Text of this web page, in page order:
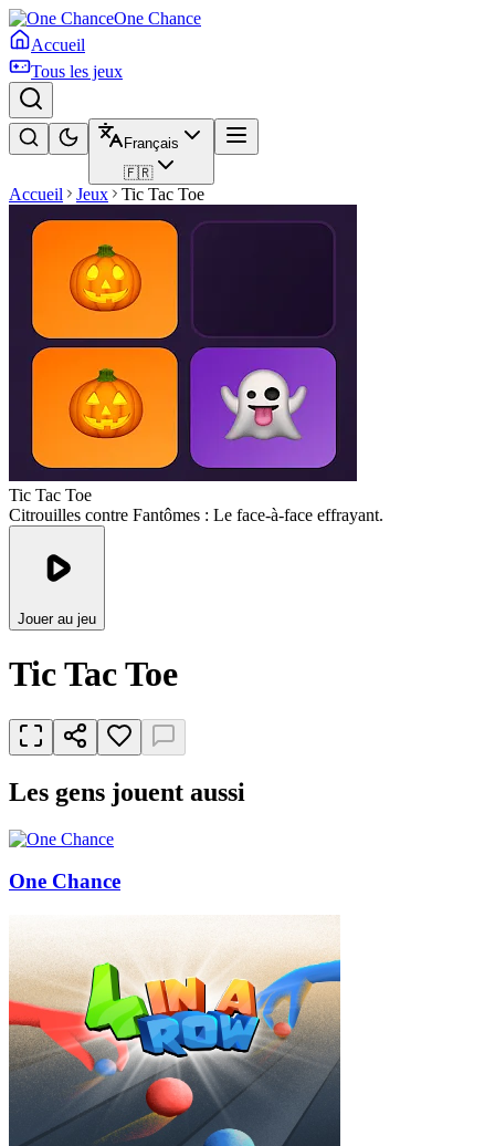
One Chance
Accueil
Tous les jeux
Français
🇫🇷
Accueil Jeux Tic Tac Toe
Tic Tac Toe
Citrouilles contre Fantômes : Le face-à-face effrayant.
Jouer au jeu
Tic Tac Toe
Les gens jouent aussi
One Chance